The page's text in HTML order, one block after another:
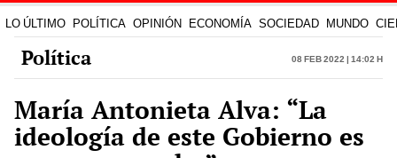
LO ÚLTIMO POLÍTICA OPINIÓN ECONOMÍA SOCIEDAD MUNDO
Política 08 Feb 2022 | 14:02 h
María Antonieta Alva: “La
ideología de este Gobierno es